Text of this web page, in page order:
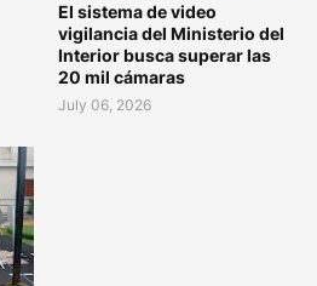
El sistema de video
vigilancia del Ministerio del
Interior busca superar las
20 mil cámaras
July 06, 2026